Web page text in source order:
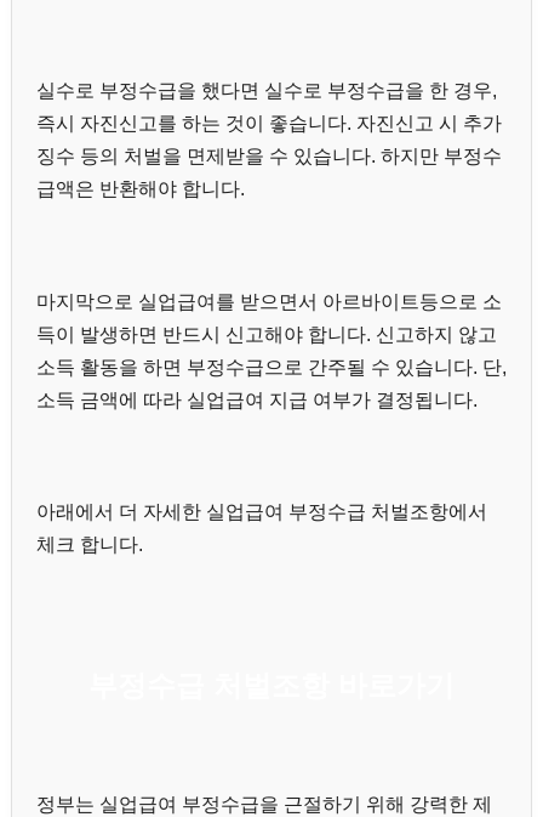
실수로 부정수급을 했다면 실수로 부정수급을 한 경우,
즉시 자진신고를 하는 것이 좋습니다. 자진신고 시 추가
징수 등의 처벌을 면제받을 수 있습니다. 하지만 부정수
급액은 반환해야 합니다.
마지막으로 실업급여를 받으면서 아르바이트등으로 소
득이 발생하면 반드시 신고해야 합니다. 신고하지 않고
소득 활동을 하면 부정수급으로 간주될 수 있습니다. 단,
소득 금액에 따라 실업급여 지급 여부가 결정됩니다.
아래에서 더 자세한 실업급여 부정수급 처벌조항에서
체크 합니다.
정부는 실업급여 부정수급을 근절하기 위해 강력한 제